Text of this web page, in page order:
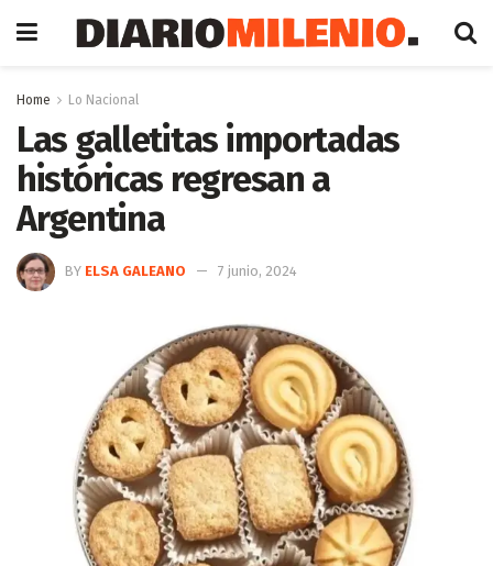
Home Lo Nacional
Las galletitas importadas
históricas regresan a
Argentina
BY ELSA GALEANO 7 junio, 2024